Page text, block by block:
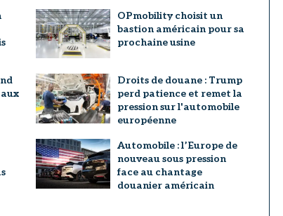
OPmobility choisit un
bastion américain pour sa
prochaine usine
Droits de douane : Trump
perd patience et remet la
pression sur l'automobile
européenne
Automobile : l’Europe de
nouveau sous pression
face au chantage
douanier américain